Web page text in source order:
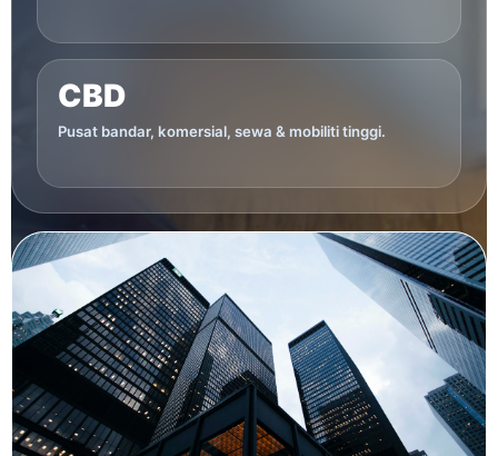
CBD
Pusat bandar, komersial, sewa & mobiliti tinggi.